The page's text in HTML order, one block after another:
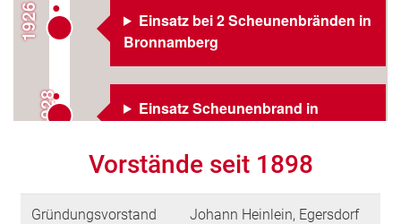
Einsatz bei 2 Scheunenbränden in
Bronnamberg
1926
Einsatz Scheunenbrand in
1928
Vorstände seit 1898
Gründungsvorstand Johann Heinlein, Egersdorf